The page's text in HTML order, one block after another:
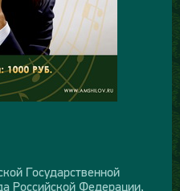
Государственной
Российской Федерации,